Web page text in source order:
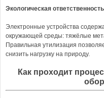
Экологическая ответственность
Электронные устройства
окружающей среды: тяжёлые
Правильная утилизация
снизить нагрузку на природу.
Как проходит